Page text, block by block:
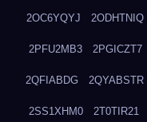
2OC6YQYJ 2ODHTNIQ
2PFU2MB3 2PGICZT7
2QFIABDG 2QYABSTR
2SS1XHM0 2T0TIR21